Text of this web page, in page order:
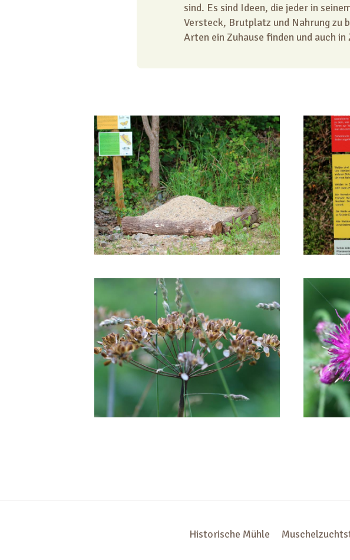
sind. Es sind Ideen, die jeder in
Versteck, Brutplatz und Nahrung zu
Arten ein Zuhause finden und auch
Historische Mühle